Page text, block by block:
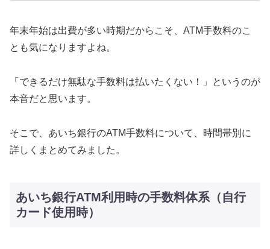
年末年始は出費が多い時期だからこそ、ATM手数料のこ
とも気になりますよね。
「できるだけ無駄な手数料は払いたくない！」というのが
本音だと思います。
そこで、あいち銀行のATM手数料について、時間帯別に
詳しくまとめてみました。
あいち銀行ATM利用時の手数料体系（自行
カード使用時）